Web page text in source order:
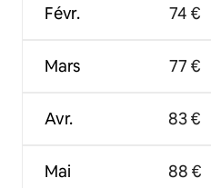
Févr.
Mars
Avr.
Mai
74 €
77 €
83 €
88 €